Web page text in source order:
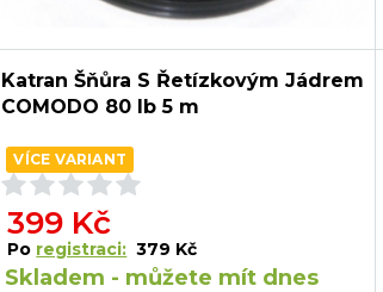
Katran Šňůra S Řetízkovým Jádrem
COMODO 80 lb 5 m
VÍCE VARIANT
399 Kč
Po registraci: 379 Kč
Skladem - můžete mít dnes